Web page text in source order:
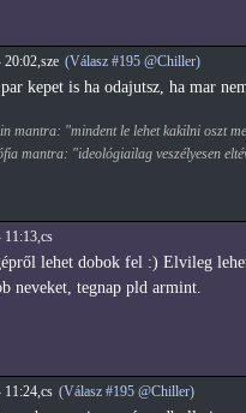
(Válasz #195 @Chiller)
kepet is ha odajutsz, ha mar
mantra: "mindent le lehet kakilni oszt
mantra: "ideológiailag veszélyesen
11:13,cs
lehet dobok fel :) Elvileg
neveket, tegnap pld armint.
11:24,cs (Válasz #195 @Chiller)